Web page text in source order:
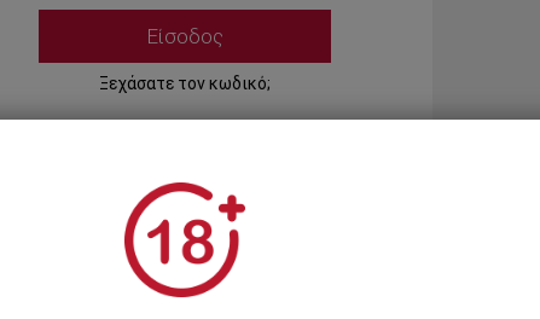
Ξεχάσατε τον κωδικό;
ΣΥΝΔΕΣΗ ΜΕ ...